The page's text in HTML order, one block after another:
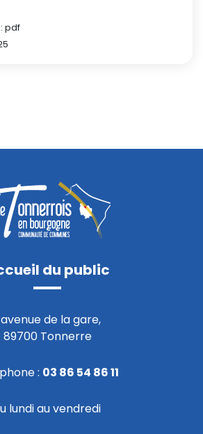
pdf
du public
de la gare,
89700 Tonnerre
: 03 86 54 86 11
lundi au vendredi